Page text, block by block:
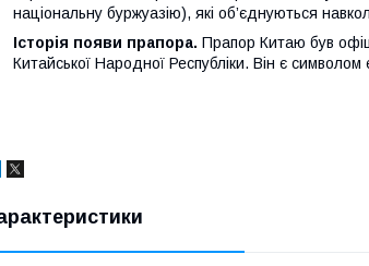
національну буржуазію), які об’єднуються
Історія появи прапора. Прапор Китаю був
Китайської Народної Республіки. Він є